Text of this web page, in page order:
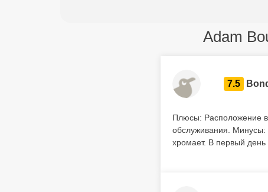
Adam
7.5
Плюсы: Расположение
обслуживания. Минусы:
хромает. В первый день